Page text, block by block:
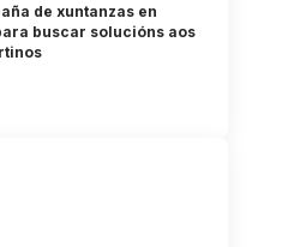
de xuntanzas en
buscar solucións aos